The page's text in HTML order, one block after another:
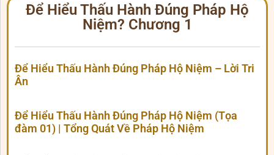
Để Hiểu Thấu Hành Đúng Pháp Hộ
Niệm? Chương 1
Để Hiểu Thấu Hành Đúng Pháp Hộ Niệm – Lời Tri
Ân
Để Hiểu Thấu Hành Đúng Pháp Hộ Niệm (Tọa
đàm 01) | Tổng Quát Về Pháp Hộ Niệm